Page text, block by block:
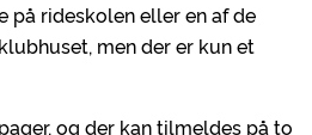
på rideskolen eller en af de
men der er kun et
og der kan tilmeldes på to